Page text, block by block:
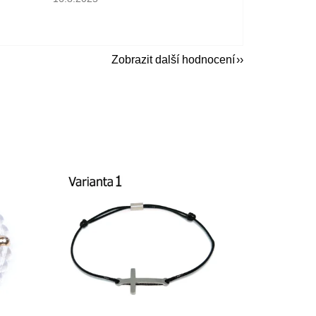
Zobrazit další hodnocení